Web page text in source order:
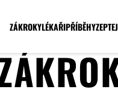
ZÁKROKYLÉKAŘIPŘÍBĚHY